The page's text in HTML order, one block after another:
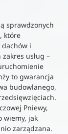
sprawdzonych
które
i
zakres usług –
to gwarancja
budowlanego,
Pniewy,
wiemy, jak
zarządzana.